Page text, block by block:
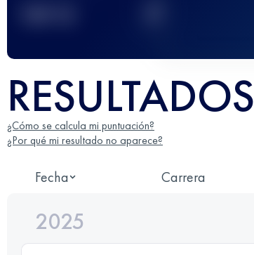
RESULTADOS
¿Cómo se calcula mi puntuación?
¿Por qué mi resultado no aparece?
Fecha Carrera
2025